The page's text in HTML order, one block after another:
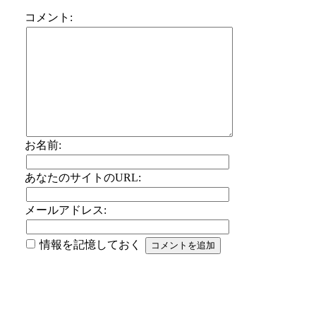
コメント:
お名前:
あなたのサイトのURL:
メールアドレス:
情報を記憶しておく